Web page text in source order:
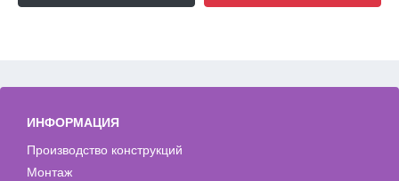
ИНФОРМАЦИЯ
Производство конструкций
Монтаж